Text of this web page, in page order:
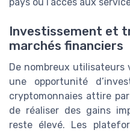
Investissement et
marchés financiers
De nombreux
une opportunité
cryptomonnaies attire
de réaliser des gains
reste élevé. Les